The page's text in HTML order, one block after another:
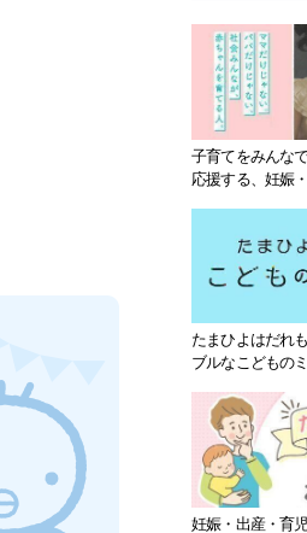
子育てをみんな
応援する、妊娠
たまひよはだれ
ブルなこどもの
妊娠・出産・育